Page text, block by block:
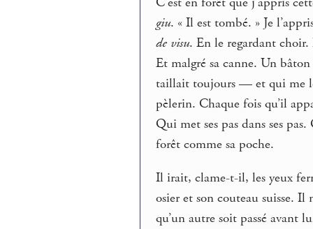
giu. « Il est tombé. » Je
de visu. En le regardant
Et malgré sa canne. Un
taillait toujours — et qui me
pèlerin. Chaque fois qu’il
Qui met ses pas dans ses
forêt comme sa poche.
Il irait, clame-t-il, les yeux
osier et son couteau suisse. Il
qu’un autre soit passé avant